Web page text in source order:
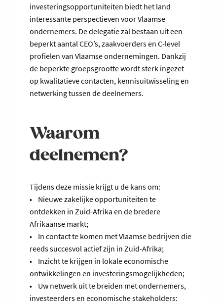
investeringsopportuniteiten biedt het land
interessante perspectieven voor Vlaamse
ondernemers. De delegatie zal bestaan uit een
beperkt aantal CEO’s, zaakvoerders en C-level
profielen van Vlaamse ondernemingen. Dankzij
de beperkte groepsgrootte wordt sterk ingezet
op kwalitatieve contacten, kennisuitwisseling en
netwerking tussen de deelnemers.
Waarom
deelnemen?
Tijdens deze missie krijgt u de kans om:
• Nieuwe zakelijke opportuniteiten te
ontdekken in Zuid-Afrika en de bredere
Afrikaanse markt;
• In contact te komen met Vlaamse bedrijven die
reeds succesvol actief zijn in Zuid-Afrika;
• Inzicht te krijgen in lokale economische
ontwikkelingen en investeringsmogelijkheden;
• Uw netwerk uit te breiden met ondernemers,
investeerders en economische stakeholders;